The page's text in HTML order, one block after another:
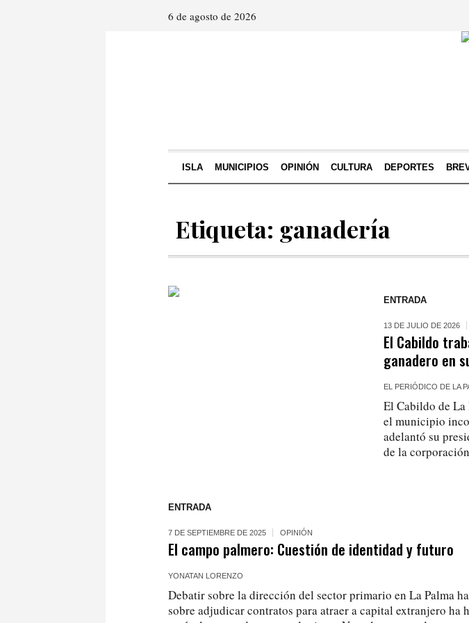
6 de agosto de 2026
ISLA MUNICIPIOS OPINIÓN CULTURA DEPORTES
Etiqueta: ganadería
ENTRADA
13 DE JULIO DE 2026
El Cabildo
ganadero en
EL PERIÓDICO DE LA
El Cabildo de La
el municipio
adelantó su
de la
ENTRADA
7 DE SEPTIEMBRE DE 2025 OPINIÓN
El campo palmero: Cuestión de identidad y futuro
YONATAN LORENZO
Debatir sobre la dirección del sector primario en La Palma
sobre adjudicar contratos para atraer a capital extranjero ha